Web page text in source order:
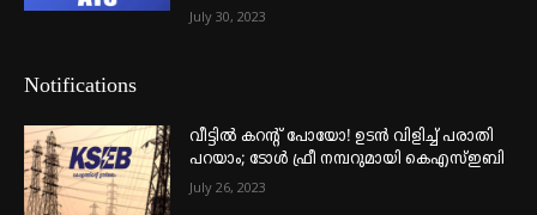
July 30, 2023
Notifications
വീട്ടില്‍ കറന്റ് പോയോ! ഉടന്‍ വിളിച്ച് പരാതി
പറയാം; ടോള്‍ ഫ്രീ നമ്പറുമായി കെഎസ്ഇബി
July 26, 2023